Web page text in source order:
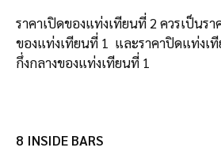
ราคาเปิดของแท่งเทียนที่ 2 ควรเป็นรา
ของแท่งเทียนที่ 1 และราคาปิดแท่งเ
กึ่งกลางของแท่งเทียนที่ 1
8 INSIDE BARS